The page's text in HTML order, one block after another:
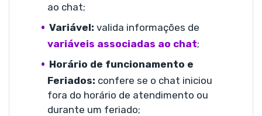
ao chat;
Variável: valida informações de
variáveis associadas ao chat;
Horário de funcionamento e
Feriados: confere se o chat iniciou
fora do horário de atendimento ou
durante um feriado;